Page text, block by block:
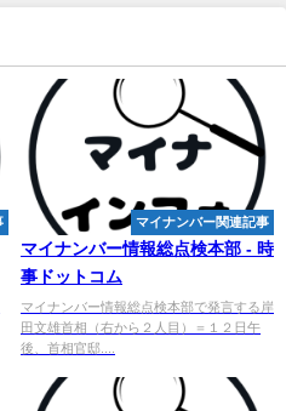
マイナンバー関連記事
マイナンバー情報総点検本部 - 時
事ドットコム
マイナンバー情報総点検本部で発言する岸
田文雄首相（右から２人目）＝１２日午
後、首相官邸....